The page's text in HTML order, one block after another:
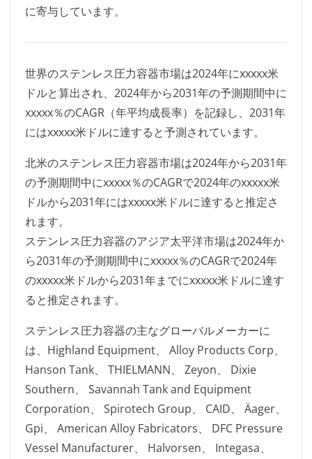
に寄与しています。
世界のステンレス圧力容器市場は2024年にxxxxx米
ドルと算出され、2024年から2031年の予測期間中に
xxxxx％のCAGR（年平均成長率）を記録し、2031年
にはxxxxx米ドルに達すると予測されています。
北米のステンレス圧力容器市場は2024年から2031年
の予測期間中にxxxxx％のCAGRで2024年のxxxxx米
ドルから2031年にはxxxxx米ドルに達すると推定さ
れます。
ステンレス圧力容器のアジア太平洋市場は2024年か
ら2031年の予測期間中にxxxxx％のCAGRで2024年
のxxxxx米ドルから2031年までにxxxxx米ドルに達す
ると推定されます。
ステンレス圧力容器の主なグローバルメーカーに
は、Highland Equipment、 Alloy Products Corp、
Hanson Tank、 THIELMANN、 Zeyon、 Dixie
Southern、 Savannah Tank and Equipment
Corporation、 Spirotech Group、 CAID、 Äager、
Gpi、 American Alloy Fabricators、 DFC Pressure
Vessel Manufacturer、 Halvorsen、 Integasa、